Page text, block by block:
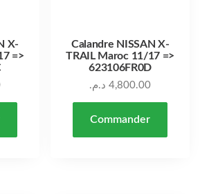
X-
=>
Calandre NISSAN X-
TRAIL Maroc 11/17 =>
623106FR0D
4,800.00 د.م.
Commander